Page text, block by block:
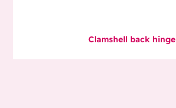
Clamshell back hinge